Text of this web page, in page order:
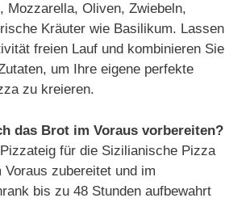
Mozzarella, Oliven, Zwiebeln,
Kräuter wie Basilikum. Lassen
freien Lauf und kombinieren Sie
um Ihre eigene perfekte
zu kreieren.
das Brot im Voraus vorbereiten?
für die Sizilianische Pizza
Voraus zubereitet und im
bis zu 48 Stunden aufbewahrt